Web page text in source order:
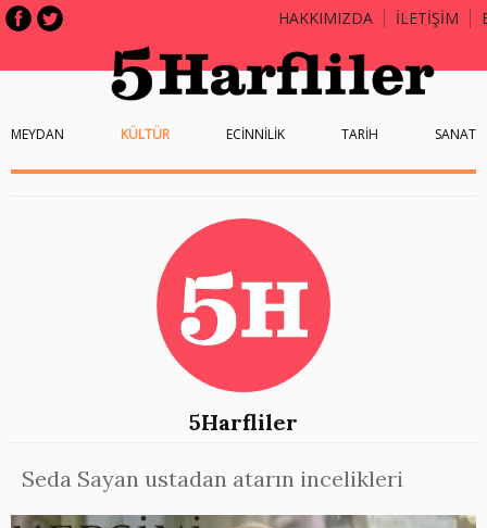
HAKKIMIZDA İLETİŞİM
MEYDAN KÜLTÜR ECİNNİLİK TARİH SANAT
5Harfliler
Seda Sayan ustadan atarın incelikleri